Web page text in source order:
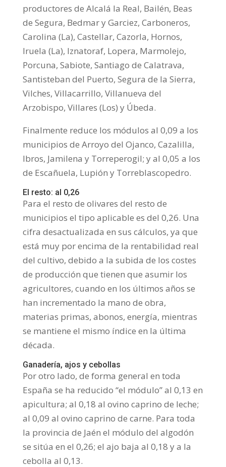
productores de Alcalá la Real, Bailén, Beas
de Segura, Bedmar y Garciez, Carboneros,
Carolina (La), Castellar, Cazorla, Hornos,
Iruela (La), Iznatoraf, Lopera, Marmolejo,
Porcuna, Sabiote, Santiago de Calatrava,
Santisteban del Puerto, Segura de la Sierra,
Vilches, Villacarrillo, Villanueva del
Arzobispo, Villares (Los) y Úbeda.
Finalmente reduce los módulos al 0,09 a los
municipios de Arroyo del Ojanco, Cazalilla,
Ibros, Jamilena y Torreperogil; y al 0,05 a los
de Escañuela, Lupión y Torreblascopedro.
El resto: al 0,26
Para el resto de olivares del resto de
municipios el tipo aplicable es del 0,26. Una
cifra desactualizada en sus cálculos, ya que
está muy por encima de la rentabilidad real
del cultivo, debido a la subida de los costes
de producción que tienen que asumir los
agricultores, cuando en los últimos años se
han incrementado la mano de obra,
materias primas, abonos, energía, mientras
se mantiene el mismo índice en la última
década.
Ganadería, ajos y cebollas
Por otro lado, de forma general en toda
España se ha reducido “el módulo” al 0,13 en
apicultura; al 0,18 al ovino caprino de leche;
al 0,09 al ovino caprino de carne. Para toda
la provincia de Jaén el módulo del algodón
se sitúa en el 0,26; el ajo baja al 0,18 y a la
cebolla al 0,13.